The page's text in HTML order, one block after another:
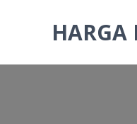
HARGA